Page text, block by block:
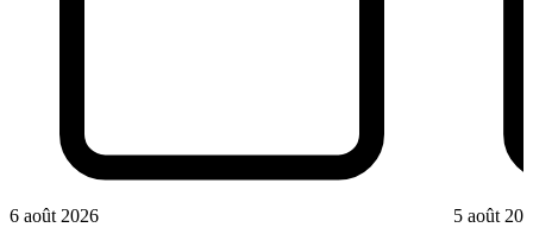
6 août 2026 5 août